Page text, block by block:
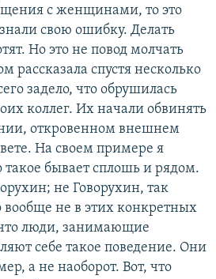
с женщинами, то это
свою ошибку. Делать
Но это не повод молчать
рассказала спустя несколько
задело, что обрушилась
коллег. Их начали обвинять
откровенном внешнем
На своем примере я
такое бывает сплошь и рядом.
не Говорухин, так
не в этих конкретных
люди, занимающие
себе такое поведение. Они
а не наоборот. Вот, что